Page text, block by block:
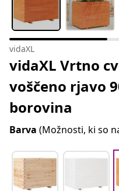
vidaXL
vidaXL Vrtno
voščeno rjavo
borovina
Barva (Možnosti, ki so